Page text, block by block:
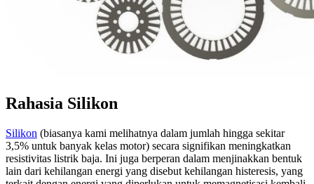
Rahasia Silikon
Silikon (biasanya kami melihatnya dalam jumlah hingga sekitar
3,5% untuk banyak kelas motor) secara signifikan meningkatkan
resistivitas listrik baja. Ini juga berperan dalam menjinakkan bentuk
lain dari kehilangan energi yang disebut kehilangan histeresis, yang